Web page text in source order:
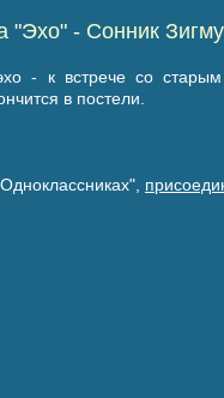
"Эхо" - Cонник
- к встрече со
в постели.